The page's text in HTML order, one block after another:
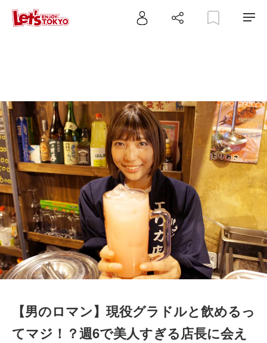
【男のロマン】現役グラドルと飲めるっ
てマジ！？週6で美人すぎる店長に会え